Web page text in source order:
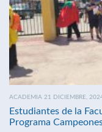
ACADEMIA 21 DICIEMBRE,
Estudiantes de la
Programa